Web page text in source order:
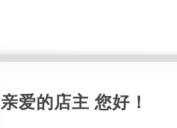
亲爱的店主 您好！